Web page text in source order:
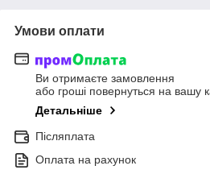
Умови оплати
Ви отримаєте замовлення
або гроші повернуться на вашу
Детальніше
Післяплата
Оплата на рахунок